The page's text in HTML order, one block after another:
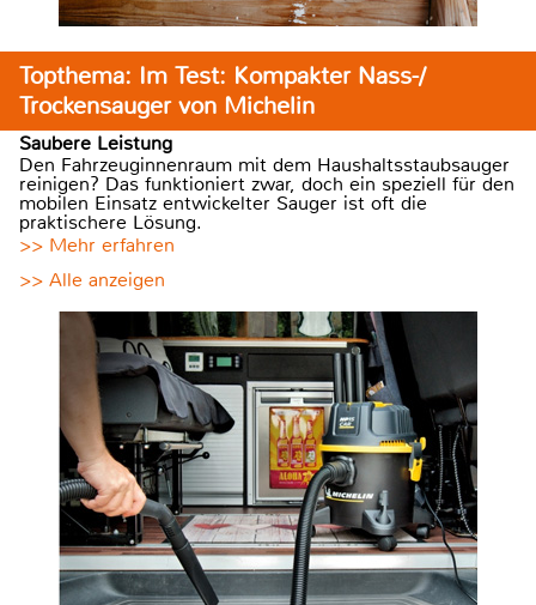
Topthema: Im Test: Kompakter Nass-/
Trockensauger von Michelin
Saubere Leistung
Den Fahrzeuginnenraum mit dem Haushaltsstaubsauger
reinigen? Das funktioniert zwar, doch ein speziell für den
mobilen Einsatz entwickelter Sauger ist oft die
praktischere Lösung.
>> Mehr erfahren
>> Alle anzeigen